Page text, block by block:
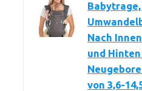
Nach
und
von 3,6-